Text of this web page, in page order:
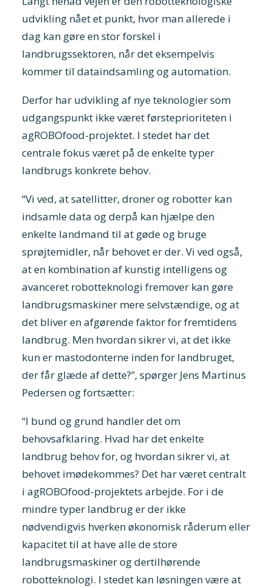
udvikling nået et punkt, hvor man allerede i
dag kan gøre en stor forskel i
landbrugssektoren, når det eksempelvis
kommer til dataindsamling og automation.
Derfor har udvikling af nye teknologier som
udgangspunkt ikke været førsteprioriteten i
agROBOfood-projektet. I stedet har det
centrale fokus været på de enkelte typer
landbrugs konkrete behov.
“Vi ved, at satellitter, droner og robotter kan
indsamle data og derpå kan hjælpe den
enkelte landmand til at gøde og bruge
sprøjtemidler, når behovet er der. Vi ved også,
at en kombination af kunstig intelligens og
avanceret robotteknologi fremover kan gøre
landbrugsmaskiner mere selvstændige, og at
det bliver en afgørende faktor for fremtidens
landbrug. Men hvordan sikrer vi, at det ikke
kun er mastodonterne inden for landbruget,
der får glæde af dette?”, spørger Jens Martinus
Pedersen og fortsætter:
“I bund og grund handler det om
behovsafklaring. Hvad har det enkelte
landbrug behov for, og hvordan sikrer vi, at
behovet imødekommes? Det har været centralt
i agROBOfood-projektets arbejde. For i de
mindre typer landbrug er der ikke
nødvendigvis hverken økonomisk råderum eller
kapacitet til at have alle de store
landbrugsmaskiner og dertilhørende
robotteknologi. I stedet kan løsningen være at